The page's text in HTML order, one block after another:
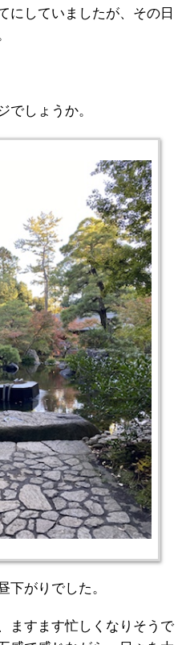
にしていましたが、その日
でしょうか。
下がりでした。
ますます忙しくなりそうで